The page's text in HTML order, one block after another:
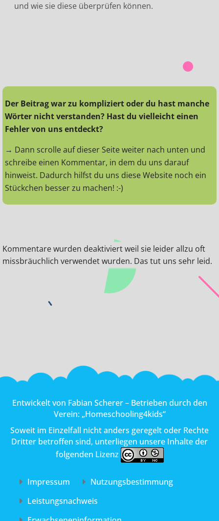
und wie sie diese überprüfen können.
Der Beitrag war zu kompliziert oder du hast manche
Wörter nicht verstanden? Hast du vielleicht einen
Fehler von uns entdeckt?
→ Dann scrolle auf dieser Seite weiter nach unten und
schreibe einen Kommentar, in dem du uns darauf
hinweist. Dadurch hilfst du uns diese Website noch ein
Stückchen besser zu machen! :-)
Kommentare wurden deaktiviert weil sie leider allzu oft
missbräuchlich verwendet wurden. Das tut uns sehr leid.
Entwickelt von Fabian Scherer– Betrieben durch den
Verein: „Homeschooling4kids“
Soweit im Einzelfall nicht anders geregelt oder Rechte
Dritter betroffen sind, unterliegen unsere Inhalte der
folgenden Lizenz
Impressum
Nutzungs­bestimmung
Leistungs­nachweis